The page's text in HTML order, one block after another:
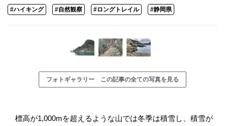
#ハイキング #自然観察 #ロングトレイル #静岡県
フォトギャラリー この記事の全ての写真を見る
標高が1,000mを超えるような山では冬季は積雪し、積雪が